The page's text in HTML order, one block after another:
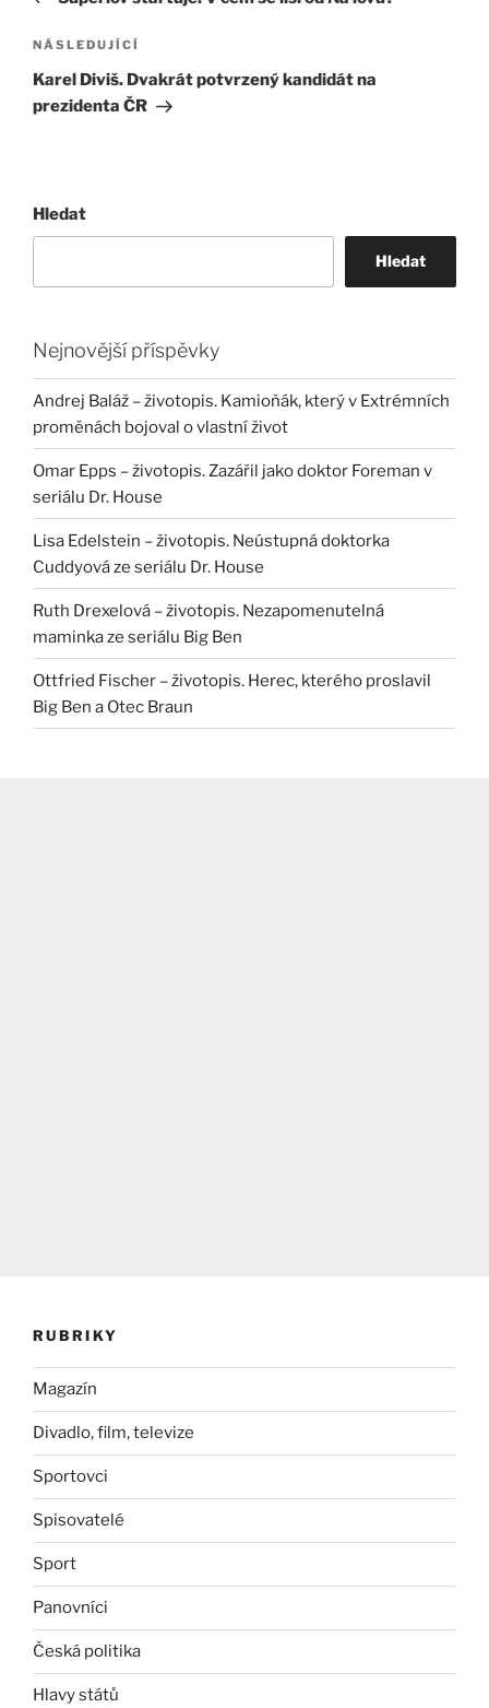
příspěvek
Následující
příspěvek
NÁSLEDUJÍCÍ
Karel Diviš. Dvakrát potvrzený kandidát na
prezidenta ČR
Hledat
Hledat
Nejnovější příspěvky
Andrej Baláž – životopis. Kamioňák, který v Extrémních
proměnách bojoval o vlastní život
Omar Epps – životopis. Zazářil jako doktor Foreman v
seriálu Dr. House
Lisa Edelstein – životopis. Neústupná doktorka
Cuddyová ze seriálu Dr. House
Ruth Drexelová – životopis. Nezapomenutelná
maminka ze seriálu Big Ben
Ottfried Fischer – životopis. Herec, kterého proslavil
Big Ben a Otec Braun
RUBRIKY
Magazín
Divadlo, film, televize
Sportovci
Spisovatelé
Sport
Panovníci
Česká politika
Hlavy států